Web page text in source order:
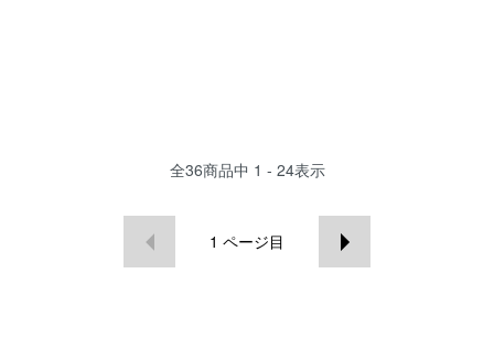
全36商品中 1 - 24表示
1 ページ目